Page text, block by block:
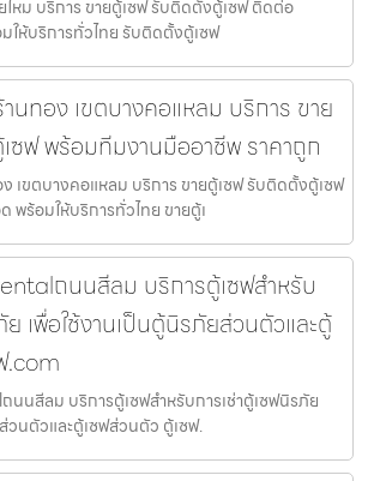
ไหม บริการ ขายตู้เซฟ รับติดตั้งตู้เซฟ ติดต่อ
ให้บริการทั่วไทย รับติดตั้งตู้เซฟ
นทอง เขตบางคอแหลม บริการ ขาย
ซฟ พร้อมทีมงานมืออาชีพ ราคาถูก
เขตบางคอแหลม บริการ ขายตู้เซฟ รับติดตั้งตู้เซฟ
ร้อมให้บริการทั่วไทย ขายตู้เ
ถนนสีลม บริการตู้เซฟสำหรับ
ย เพื่อใช้งานเป็นตู้นิรภัยส่วนตัวและตู้
.com
นสีลม บริการตู้เซฟสำหรับการเช่าตู้เซฟนิรภัย
วนตัวและตู้เซฟส่วนตัว ตู้เซฟ.